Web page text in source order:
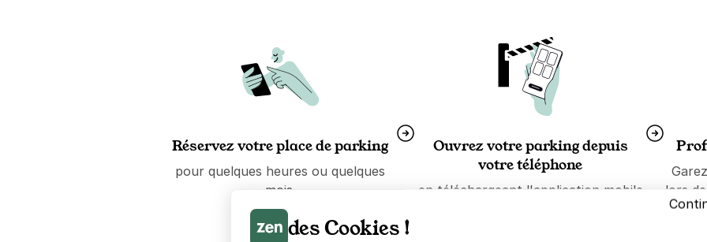
Réservez votre place de parking
pour quelques heures ou quelques
mois.
Ouvrez votre parking depuis
votre téléphone
en téléchargeant l'application mobile
lors
des Cookies !